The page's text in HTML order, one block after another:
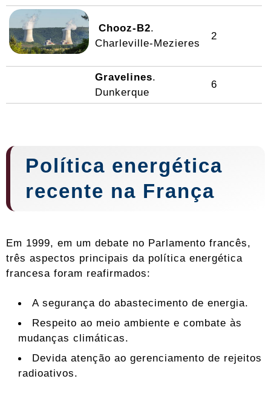
Chooz-B2.
Charleville-Mezieres
2
Gravelines.
Dunkerque
6
Política energética
recente na França
Em 1999, em um debate no Parlamento francês,
três aspectos principais da política energética
francesa foram reafirmados:
A segurança do abastecimento de energia.
Respeito ao meio ambiente e combate às
mudanças climáticas.
Devida atenção ao gerenciamento de rejeitos
radioativos.